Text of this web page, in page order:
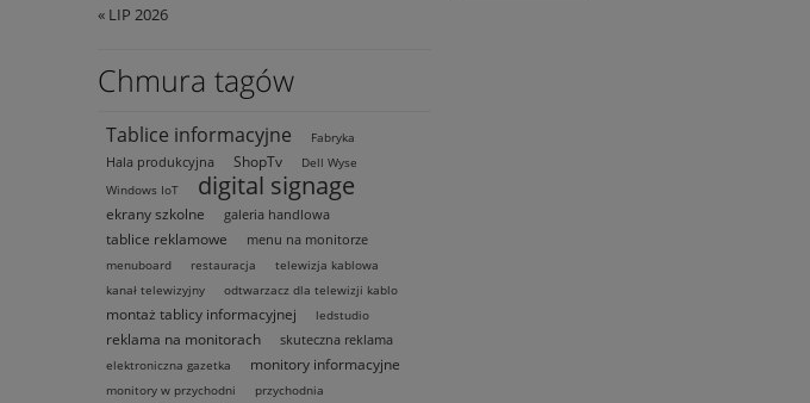
« LIP 2026
Chmura tagów
Tablice informacyjne Fabryka
Hala produkcyjna ShopTv
Dell Wyse
Windows IoT
digital signage
ekrany szkolne galeria handlowa
tablice reklamowe menu na monitorze
menuboard restauracja
telewizja kablowa
kanał telewizyjny
odtwarzacz dla telewizji kablo
montaż tablicy informacyjnej ledstudio
reklama na monitorach skuteczna reklama
elektroniczna gazetka monitory informacyjne
monitory w przychodni przychodnia